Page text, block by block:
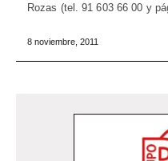
Rozas (tel. 91 603 66 00 y
8 noviembre, 2011